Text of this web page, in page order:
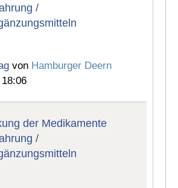
/
von Hamburger Deern
der Medikamente
/